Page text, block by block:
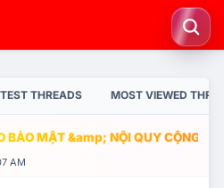
THREADS MOST VIEWED
BẢO MẬT &amp; NỘI QUY CỘNG
AM